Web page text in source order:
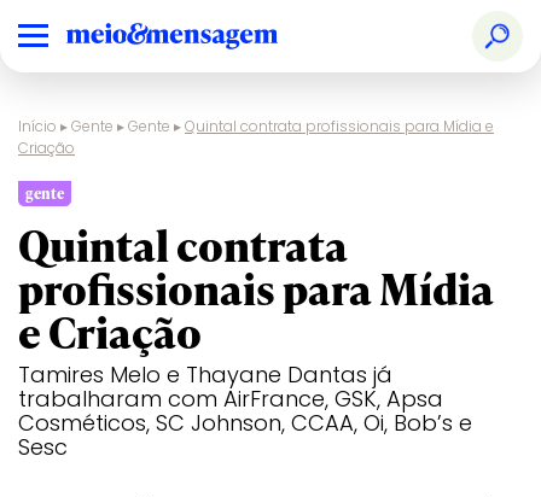
Início ▸Gente ▸Gente ▸Quintal contrata profissionais para Mídia e
Criação
gente
Quintal contrata
profissionais para Mídia
e Criação
Tamires Melo e Thayane Dantas já
trabalharam com AirFrance, GSK, Apsa
Cosméticos, SC Johnson, CCAA, Oi, Bob’s e
Sesc